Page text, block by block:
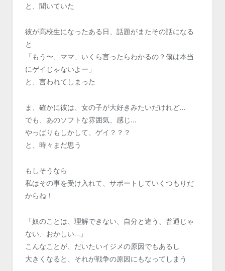
と、聞いていた
彼が高校生になったある日、話題がまたその話になる
と
「もう〜、ママ、いくら言ったらわかるの？僕は本当
にゲイじゃないよー」
と、言われてしまった
ま、確かに彼は、女の子が大好きみたいだけれど…
でも、あのソフトな雰囲気、感じ…
やっぱりもしかして、ゲイ？？？
と、時々まだ思う
もしそうなら
私はその事を受け入れて、サポートしていくつもりだ
からね！
「奴のことは、理解できない、自分と違う、普通じゃ
ない、おかしい…」
こんなことが、だいたいイジメの原因でもあるし
大きくなると、それが戦争の原因にもなってしまう